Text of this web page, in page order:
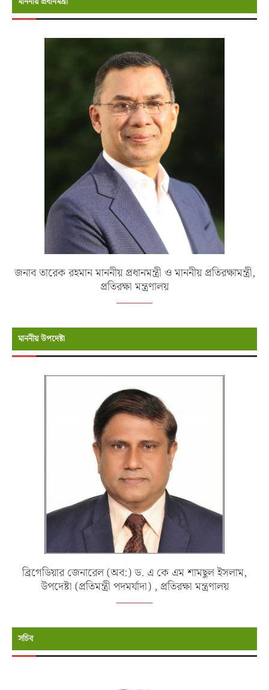
জনাব তারেক রহমান মাননীয় প্রধানমন্ত্রী ও মাননীয় প্রতিরক্ষামন্ত্রী,
প্রতিরক্ষা মন্ত্রণালয়
মাননীয় উপদেষ্টা
ব্রিগেডিয়ার জেনারেল (অব:) ড. এ কে এম শামছুল ইসলাম,
উপদেষ্টা (প্রতিমন্ত্রী পদমর্যাদা) , প্রতিরক্ষা মন্ত্রণালয়
সচিব